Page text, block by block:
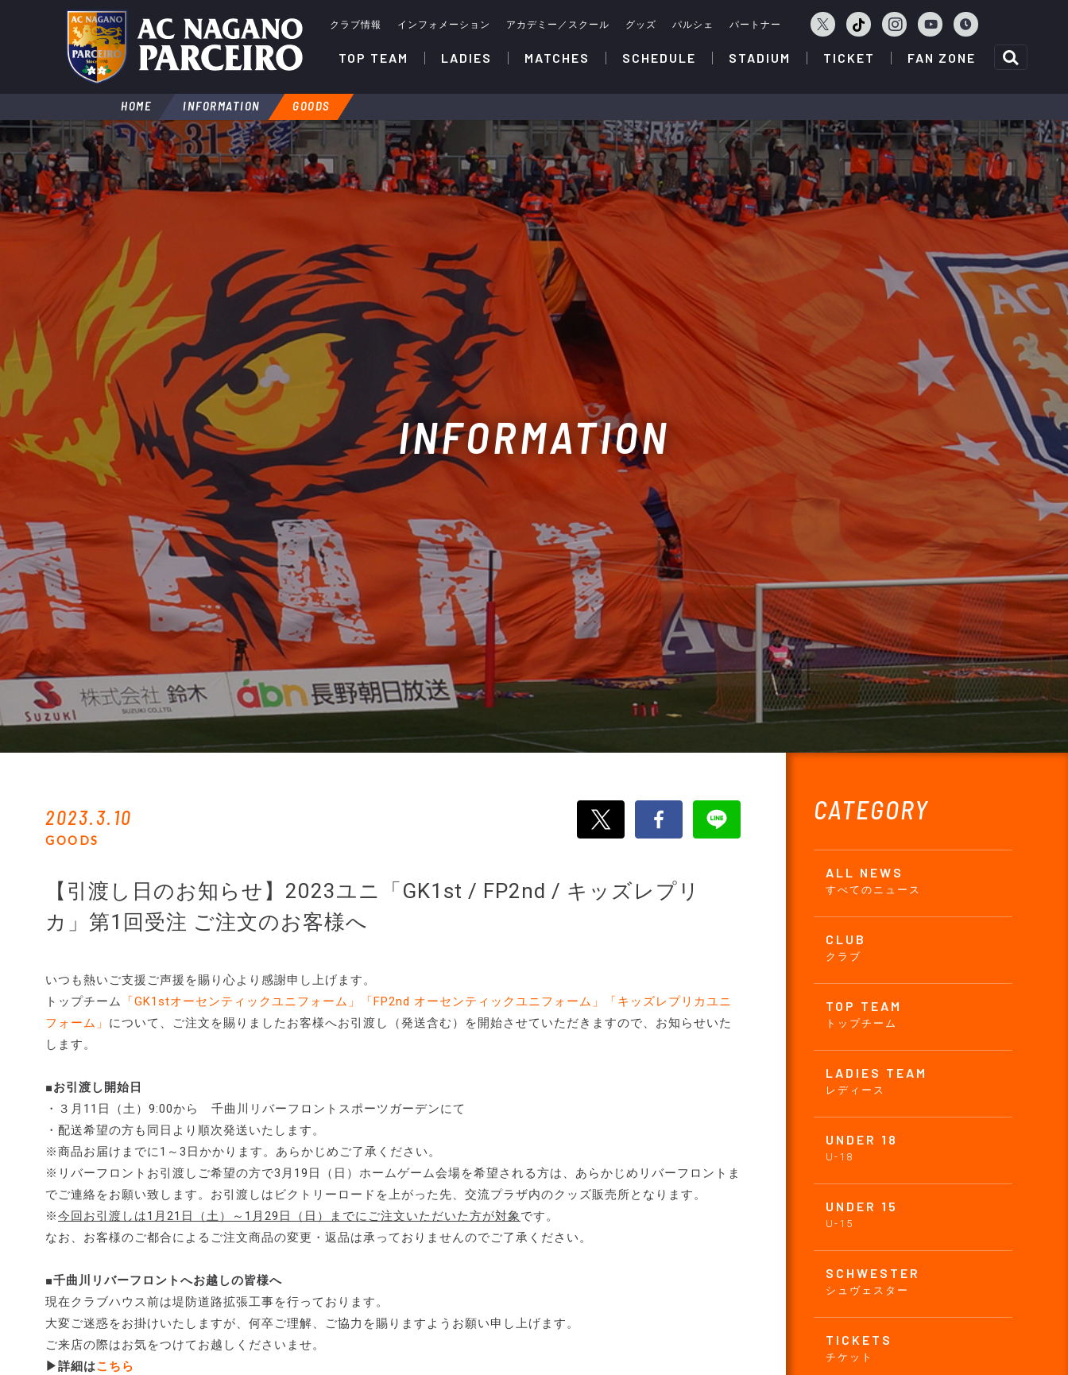
クラブ情報 インフォメーション アカデミー／スクール グッズ パルシェ パートナー
TOP TEAM LADIES MATCHES SCHEDULE STADIUM TICKET FAN ZONE
HOME INFORMATION GOODS
INFORMATION
CATEGORY
ALL NEWS
すべてのニュース
CLUB
クラブ
TOP TEAM
トップチーム
LADIES TEAM
レディース
UNDER 18
U-18
UNDER 15
U-15
SCHWESTER
シュヴェスター
TICKETS
チケット
2023.3.10
GOODS
【引渡し日のお知らせ】2023ユニ「GK1st / FP2nd / キッズレプリ
カ」第1回受注 ご注文のお客様へ
いつも熱いご支援ご声援を賜り心より感謝申し上げます。
トップチーム
「GK1stオーセンティックユニフォーム」「FP2nd オーセンティックユニフォーム」「キッズレプリカユニ
フォーム」 について、ご注文を賜りましたお客様へお引渡し（発送含む）を開始させていただきますので、お知らせいた
します。
■お引渡し開始日
・３月11日（土）9:00から 千曲川リバーフロントスポーツガーデンにて
・配送希望の方も同日より順次発送いたします。
※商品お届けまでに1～3日かかります。あらかじめご了承ください。
※リバーフロントお引渡しご希望の方で3月19日（日）ホームゲーム会場を希望される方は、あらかじめリバーフロントま
でご連絡をお願い致します。お引渡しはビクトリーロードを上がった先、交流プラザ内のクッズ販売所となります。
※今回お引渡しは1月21日（土）～1月29日（日）までにご注文いただいた方が対象です。
なお、お客様のご都合によるご注文商品の変更・返品は承っておりませんのでご了承ください。
■千曲川リバーフロントへお越しの皆様へ
現在クラブハウス前は堤防道路拡張工事を行っております。
大変ご迷惑をお掛けいたしますが、何卒ご理解、ご協力を賜りますようお願い申し上げます。
ご来店の際はお気をつけてお越しくださいませ。
▶詳細はこちら